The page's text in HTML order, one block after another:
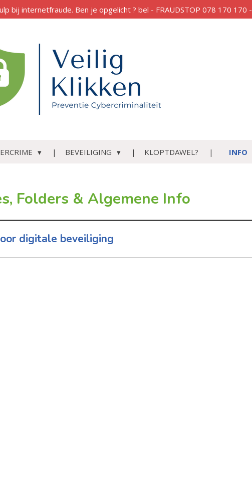
bij internetfraude. Ben je opgelicht ? bel - FRAUDSTOP 078 170 170 -
BEVEILIGING KLOPTDAWEL? INFO
Folders & Algemene Info
digitale beveiliging